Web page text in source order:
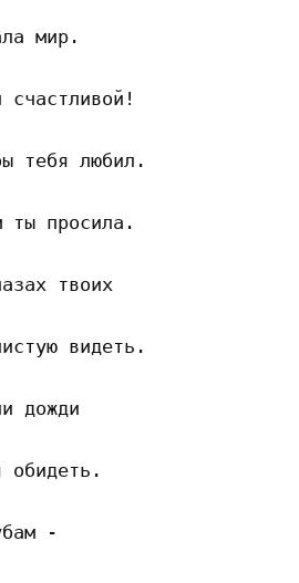
мир.
счастливой!
тебя любил.
ты просила.
твоих
видеть.
дожди
обидеть.
-